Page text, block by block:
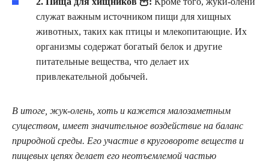
служат важным источником пищи для хищных
животных, таких как птицы и млекопитающие. Их
организмы содержат богатый белок и другие
питательные вещества, что делает их
привлекательной добычей.
В итоге, жук-олень, хоть и кажется малозаметным
существом, имеет значительное воздействие на баланс
природной среды. Его участие в круговороте веществ и
пищевых цепях делает его неотъемлемой частью